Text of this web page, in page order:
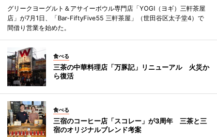
グリークヨーグルト＆アサイーボウル専門店「YOGI（ヨギ）三軒茶屋
店」が7月1日、「Bar-FiftyFive55 三軒茶屋」（世田谷区太子堂4）で
間借り営業を始めた。
食べる
三茶の中華料理店「万豚記」リニューアル 火災か
ら復活
食べる
三宿のコーヒー店「スコレー」が3周年 三茶と三
宿のオリジナルブレンド考案